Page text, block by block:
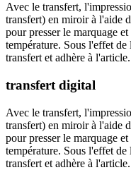
Avec le transfert,
transfert) en miroir à l'aide
pour presser le marquage
température. Sous l'effet de
transfert et adhère à l'article.
transfert digital
Avec le transfert,
transfert) en miroir à l'aide
pour presser le marquage
température. Sous l'effet de
transfert et adhère à l'article.